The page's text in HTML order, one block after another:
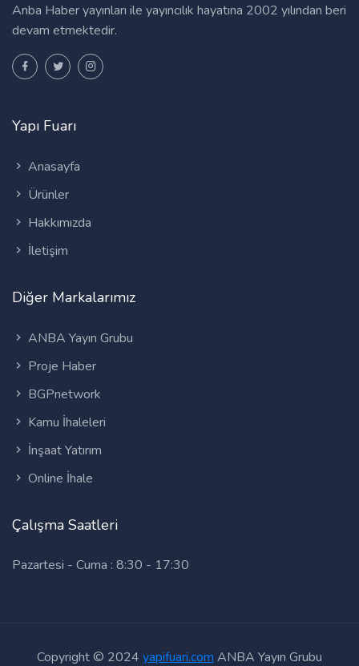
Anba Haber yayınları ile yayıncılık hayatına 2002 yılından beri
devam etmektedir.
Yapı Fuarı
Anasayfa
Ürünler
Hakkımızda
İletişim
Diğer Markalarımız
ANBA Yayın Grubu
Proje Haber
BGPnetwork
Kamu İhaleleri
İnşaat Yatırım
Online İhale
Çalışma Saatleri
Pazartesi - Cuma : 8:30 - 17:30
Copyright © 2024 yapifuari.com ANBA Yayın Grubu